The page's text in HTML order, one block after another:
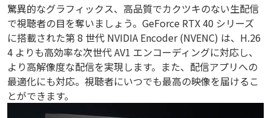
驚異的なグラフィックス、高品質でカクツキのない生配信
で視聴者の目を奪いましょう。GeForce RTX 40 シリーズ
に搭載された第 8 世代 NVIDIA Encoder (NVENC) は、H.26
4 よりも高効率な次世代 AV1 エンコーディングに対応し、
より高解像度な配信を実現します。また、配信アプリへの
最適化にも対応。視聴者にいつでも最高の映像を届けるこ
とができます。